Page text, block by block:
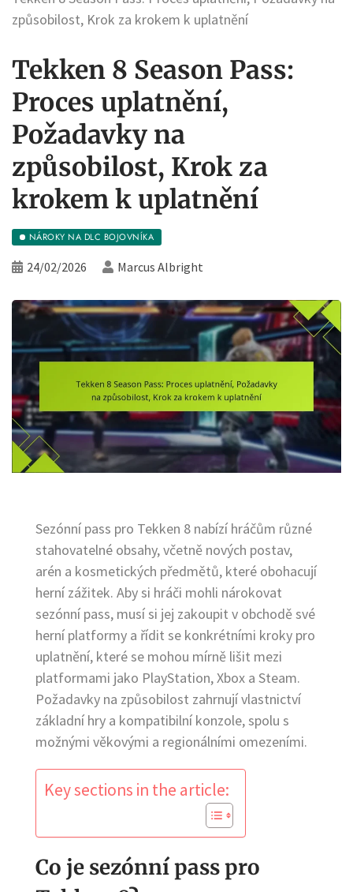
způsobilost, Krok za krokem k uplatnění
Tekken 8 Season Pass:
Proces uplatnění,
Požadavky na
způsobilost, Krok za
krokem k uplatnění
NÁROKY NA DLC BOJOVNÍKA
24/02/2026 Marcus Albright
Sezónní pass pro Tekken 8 nabízí hráčům různé
stahovatelné obsahy, včetně nových postav,
arén a kosmetických předmětů, které obohacují
herní zážitek. Aby si hráči mohli nárokovat
sezónní pass, musí si jej zakoupit v obchodě své
herní platformy a řídit se konkrétními kroky pro
uplatnění, které se mohou mírně lišit mezi
platformami jako PlayStation, Xbox a Steam.
Požadavky na způsobilost zahrnují vlastnictví
základní hry a kompatibilní konzole, spolu s
možnými věkovými a regionálními omezeními.
Key sections in the article:
Co je sezónní pass pro